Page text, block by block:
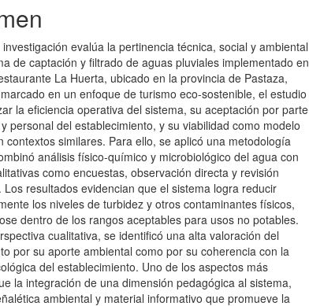
evalúa la pertinencia técnica, social y ambiental
de captación y filtrado de aguas pluviales implementado en
La Huerta, ubicado en la provincia de Pastaza,
en un enfoque de turismo eco-sostenible, el estudio
la eficiencia operativa del sistema, su aceptación por parte
personal del establecimiento, y su viabilidad como modelo
contextos similares. Para ello, se aplicó una metodología
análisis físico-químico y microbiológico del agua con
como encuestas, observación directa y revisión
Los resultados evidencian que el sistema logra reducir
los niveles de turbidez y otros contaminantes físicos,
dentro de los rangos aceptables para usos no potables.
cualitativa, se identificó una alta valoración del
por su aporte ambiental como por su coherencia con la
del establecimiento. Uno de los aspectos más
la integración de una dimensión pedagógica al sistema,
ambiental y material informativo que promueve la